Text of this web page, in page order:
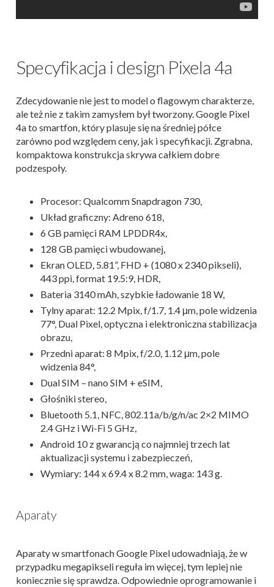
Specyfikacja i design Pixela 4a
Zdecydowanie nie jest to model o flagowym charakterze,
ale też nie z takim zamysłem był tworzony. Google Pixel
4a to smartfon, który plasuje się na średniej półce
zarówno pod względem ceny, jak i specyfikacji. Zgrabna,
kompaktowa konstrukcja skrywa całkiem dobre
podzespoły.
Procesor: Qualcomm Snapdragon 730,
Układ graficzny: Adreno 618,
6 GB pamięci RAM LPDDR4x,
128 GB pamięci wbudowanej,
Ekran OLED, 5.81”, FHD + (1080 x 2340 pikseli),
443 ppi, format 19.5:9, HDR,
Bateria 3140 mAh, szybkie ładowanie 18 W,
Tylny aparat: 12.2 Mpix, f/1.7, 1.4 μm, pole widzenia
77°, Dual Pixel, optyczna i elektroniczna stabilizacja
obrazu,
Przedni aparat: 8 Mpix, f/2.0, 1.12 μm, pole
widzenia 84°,
Dual SIM – nano SIM + eSIM,
Głośniki stereo,
Bluetooth 5.1, NFC, 802.11a/b/g/n/ac 2×2 MIMO
2.4 GHz i Wi-Fi 5 GHz,
Android 10 z gwarancją co najmniej trzech lat
aktualizacji systemu i zabezpieczeń,
Wymiary: 144 x 69.4 x 8.2 mm, waga: 143 g.
Aparaty
Aparaty w smartfonach Google Pixel udowadniają, że w
przypadku megapikseli reguła im więcej, tym lepiej nie
koniecznie się sprawdza. Odpowiednie oprogramowanie i